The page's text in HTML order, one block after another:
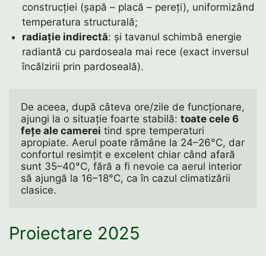
construcției (șapă – placă – pereți), uniformizând
temperatura structurală;
radiație indirectă: și tavanul schimbă energie
radiantă cu pardoseala mai rece (exact inversul
încălzirii prin pardoseală).
De aceea, după câteva ore/zile de funcționare,
ajungi la o situație foarte stabilă: toate cele 6
fețe ale camerei tind spre temperaturi
apropiate. Aerul poate rămâne la 24–26°C, dar
confortul resimțit e excelent chiar când afară
sunt 35–40°C, fără a fi nevoie ca aerul interior
să ajungă la 16–18°C, ca în cazul climatizării
clasice.
Proiectare 2025